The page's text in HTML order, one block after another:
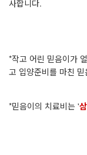
사합니다.
*작고 어린 믿음이가
고 입양준비를 마친
*믿음이의 치료비는 '